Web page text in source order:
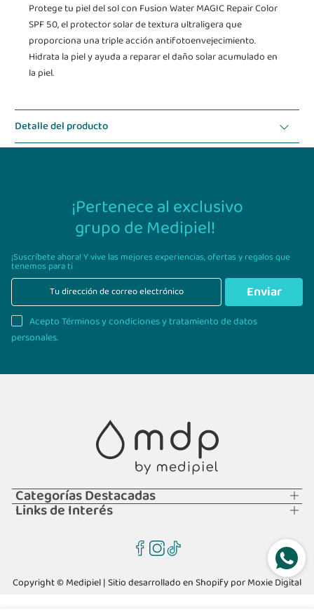
Protege tu piel del sol con Fusion Water MAGIC Repair Color
SPF 50, el protector solar de textura ultraligera que
proporciona una triple acción antifotoenvejecimiento.
Hidrata la piel y ayuda a reparar el daño solar acumulado en
la piel.
Detalle del producto
¡Pertenece al exclusivo
grupo de Medipiel!
¡Suscríbete ahora! Y vive las mejores experiencias,ofertas y regalos que
tenemos para ti
Enviar
Acepto Términos y condiciones y tratamiento de datos
personales.
Categorías Destacadas
Links de Interés
Copyright © Medipiel | Sitio desarrollado en Shopify porMoxie Digital